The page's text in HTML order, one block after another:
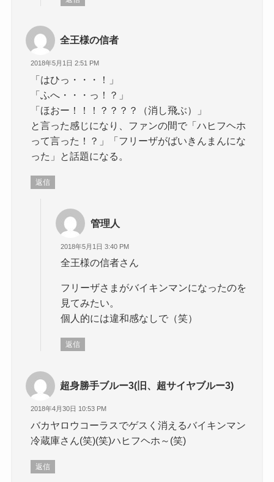
全王様の信者
2018年5月1日 2:51 PM
「はひっ・・・！」
「ふへ・・・っ！？」
「ほおー！！！？？？？（消し飛ぶ）」
と言った感じになり、ファンの間で「ハヒフヘホ
って言った！？」「フリーザがばいきんまんにな
った」と話題になる。
返信
管理人
2018年5月1日 3:40 PM
全王様の信者さん
フリーザさまがバイキンマンになったのを
見てみたい。
個人的には違和感なしで（笑）
返信
超身勝手ブルー3(旧、超サイヤブルー3)
2018年4月30日 10:53 PM
バカヤロウコーラスでゲスく消えるバイキンマン
冷蔵庫さん(笑)(笑)ハヒフヘホ～(笑)
返信